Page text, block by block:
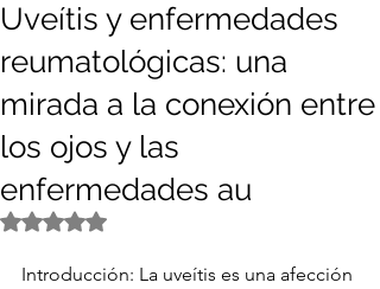
Uveítis y enfermedades
reumatológicas: una
mirada a la conexión entre
los ojos y las
enfermedades au
Obtuvo NaN de 5 estrellas.
Introducción: La uveítis es una afección